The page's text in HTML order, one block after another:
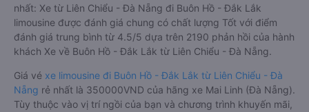
nhất: Xe từ Liên Chiểu - Đà Nẵng đi Buôn Hồ - Đắk Lắk
limousine được đánh giá chung có chất lượng Tốt với điểm
đánh giá trung bình từ 4.5/5 dựa trên 2190 phản hồi của hành
khách Xe về Buôn Hồ - Đắk Lắk từ Liên Chiểu - Đà Nẵng.
Giá vé xe limousine đi Buôn Hồ - Đắk Lắk từ Liên Chiểu - Đà
Nẵng rẻ nhất là 350000VND của hãng xe Mai Linh (Đà Nẵng).
Tùy thuộc vào vị trí ngồi của bạn và chương trình khuyến mãi,